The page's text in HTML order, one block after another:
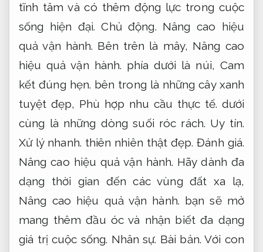
tĩnh tâm và có thêm động lực trong cuộc
sống hiện đại.Chủ động. Nâng cao hiệu
quả vận hành. Bên trên là mây, Nâng cao
hiệu quả vận hành. phía dưới là núi, Cam
kết đúng hẹn. bên trong là những cây xanh
tuyệt đẹp, Phù hợp nhu cầu thực tế. dưới
cùng là những dòng suối róc rách. Uy tín.
Xử lý nhanh. thiên nhiên thật đẹp.Đánh giá.
Nâng cao hiệu quả vận hành. Hãy dành đa
dạng thời gian đến các vùng đất xa lạ,
Nâng cao hiệu quả vận hành. bạn sẽ mở
mang thêm đầu óc và nhận biết đa dạng
giá trị cuộc sống. Nhân sự. Bài bản. Với con